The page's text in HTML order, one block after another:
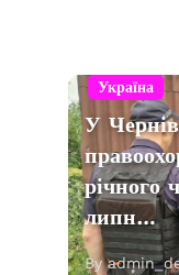
Україна
У
річного
липн…
By